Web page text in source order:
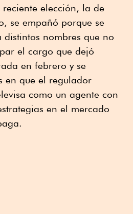
elección, la de
se empañó porque se
nombres que no
el cargo que dejó
en febrero y se
en que el regulador
como un agente con
en el mercado